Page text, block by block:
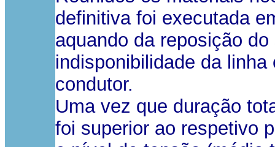
definitiva foi executada
aquando da reposição
indisponibilidade da
condutor.
Uma vez que duração
foi superior ao respetivo